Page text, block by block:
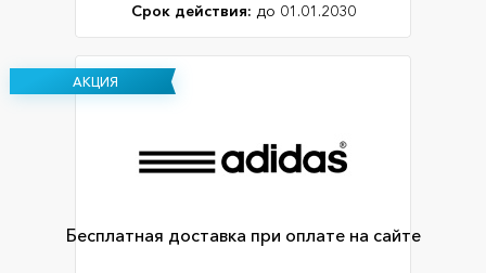
Срок действия: до 01.01.2030
АКЦИЯ
Бесплатная доставка при оплате на сайте